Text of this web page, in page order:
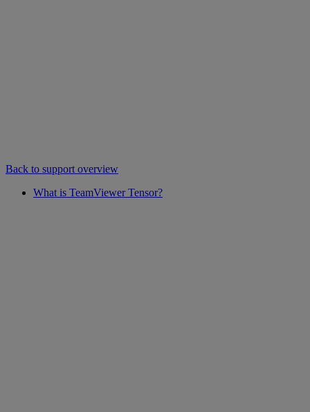
Back to support overview
What is TeamViewer Tensor?